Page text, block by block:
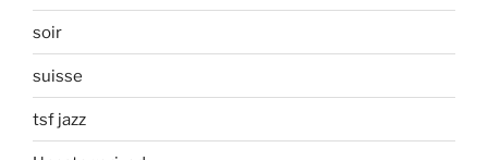
soir
suisse
tsf jazz